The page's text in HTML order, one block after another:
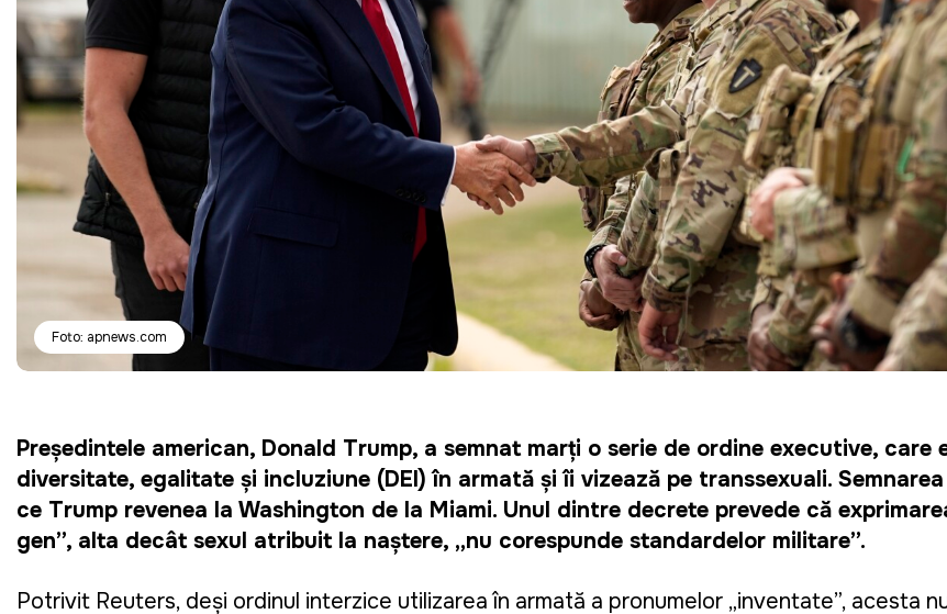
Foto: apnews.com
Președintele american, Donald Trump, a semnat marți o serie de ordine executive, care
diversitate, egalitate și incluziune (DEI) în armată și îi vizează pe transsexuali.
ce Trump revenea la Washington de la Miami. Unul dintre decrete prevede că
gen”, alta decât sexul atribuit la naștere, „nu corespunde standardelor militare”.
Potrivit Reuters, deși ordinul interzice utilizarea în armată a pronumelor „inventate”, acesta